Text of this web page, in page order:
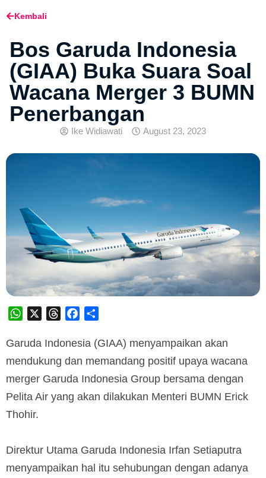
Kembali
Bos Garuda Indonesia
(GIAA) Buka Suara Soal
Wacana Merger 3 BUMN
Penerbangan
Ike Widiawati August 23, 2023
WhatsApp ThreadsFacebook
Garuda Indonesia (GIAA) menyampaikan akan
mendukung dan memandang positif upaya wacana
merger Garuda Indonesia Group bersama dengan
Pelita Air yang akan dilakukan Menteri BUMN Erick
Thohir.
Direktur Utama Garuda Indonesia Irfan Setiaputra
menyampaikan hal itu sehubungan dengan adanya